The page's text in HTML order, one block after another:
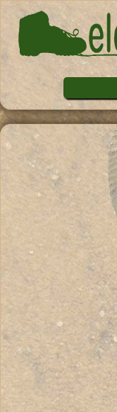
Pasar al contenido principal